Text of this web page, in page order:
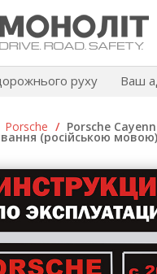
руху Ваш
Porsche / Porsche
(російською мовою)